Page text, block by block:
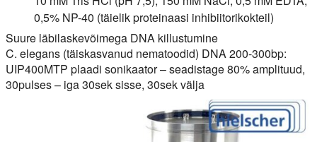
0,5% NP-40 (täielik proteinaasi inhibiitorikokteil)
Suure läbilaskevõimega DNA killustumine
C. elegans (täiskasvanud nematoodid) DNA 200-300bp:
UIP400MTP plaadi sonikaator – seadistage 80% amplituud,
30pulses – iga 30sek sisse, 30sek välja